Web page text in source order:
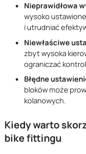
Nieprawidłowa
wysoko
i utrudniać
Niewłaściwe
zbyt wysoka
ograniczać
Błędne
bloków może
kolanowych.
Kiedy warto
bike fittingu